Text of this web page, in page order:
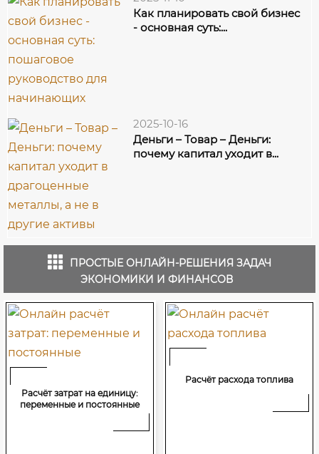
Как планировать свой бизнес
- основная суть:...
2025-10-16
Деньги – Товар – Деньги:
почему капитал уходит в...
ПРОСТЫЕ ОНЛАЙН-РЕШЕНИЯ ЗАДАЧ
ЭКОНОМИКИ И ФИНАНСОВ
Расчёт затрат на единицу:
переменные и постоянные
Расчёт расхода топлива